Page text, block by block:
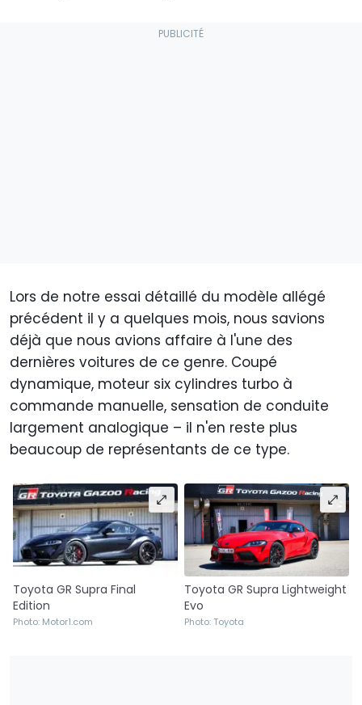
Lors de notre essai détaillé du modèle allégé
précédent il y a quelques mois, nous savions
déjà que nous avions affaire à l'une des
dernières voitures de ce genre. Coupé
dynamique, moteur six cylindres turbo à
commande manuelle, sensation de conduite
largement analogique – il n'en reste plus
beaucoup de représentants de ce type.
Toyota GR Supra Final
Edition
Photo: Motor1.com
Toyota GR Supra Lightweight
Evo
Photo: Toyota